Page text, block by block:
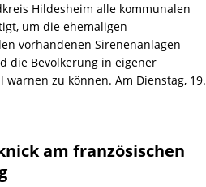
Hildesheim alle kommunalen
um die ehemaligen
vorhandenen Sirenenanlagen
die Bevölkerung in eigener
zu können. Am Dienstag, 19.
am französischen